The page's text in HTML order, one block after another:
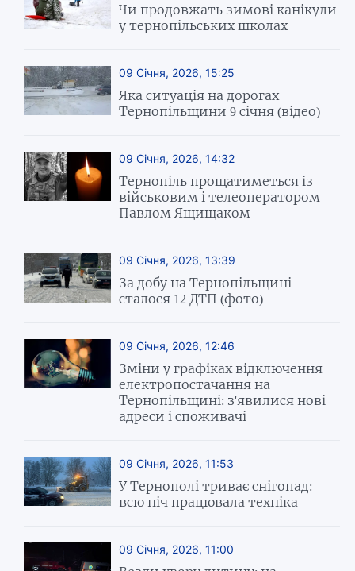
Чи продовжать зимові канікули
у тернопільських школах
09 Січня, 2026, 15:25
Яка ситуація на дорогах
Тернопільщини 9 січня (відео)
09 Січня, 2026, 14:32
Тернопіль прощатиметься із
військовим і телеоператором
Павлом Ящищаком
09 Січня, 2026, 13:39
За добу на Тернопільщині
сталося 12 ДТП (фото)
09 Січня, 2026, 12:46
Зміни у графіках відключення
електропостачання на
Тернопільщині: з'явилися нові
адреси і споживачі
09 Січня, 2026, 11:53
У Тернополі триває снігопад:
всю ніч працювала техніка
09 Січня, 2026, 11:00